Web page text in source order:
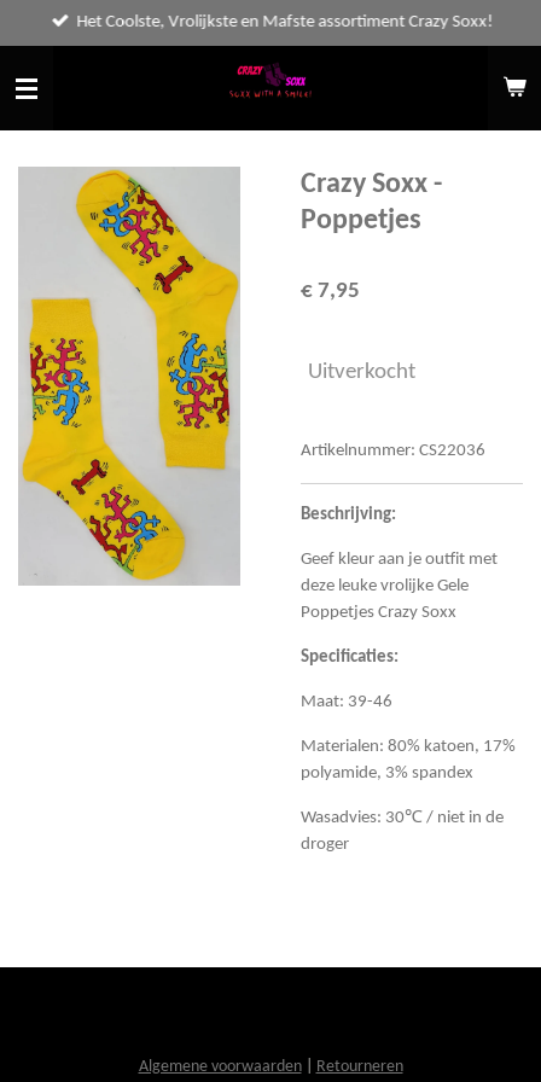
direct
naar
de
hoofdinhoud
Het Coolste, Vrolijkste en Mafste assortiment Crazy Soxx!
Crazy Soxx -
Poppetjes
€ 7,95
Uitverkocht
Artikelnummer: CS22036
Beschrijving:
Geef kleur aan je outfit met
deze leuke vrolijke Gele
Poppetjes Crazy Soxx
Specificaties:
Maat: 39-46
Materialen: 80% katoen, 17%
polyamide, 3% spandex
Wasadvies: 30℃ / niet in de
droger
Algemene voorwaarden| Retourneren